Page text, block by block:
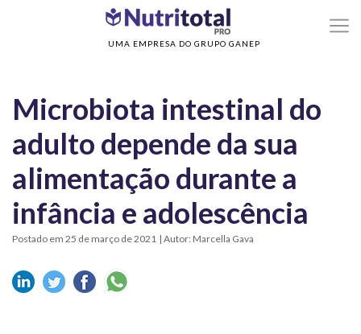
UMA EMPRESA DO GRUPO GANEP
Sem categoria> Microbiota intestinal do adulto depende da sua
alimentação durante a infância e adolescência
Microbiota intestinal do
adulto depende da sua
alimentação durante a
infância e adolescência
Postado em 25 de março de 2021 | Autor: Marcella Gava